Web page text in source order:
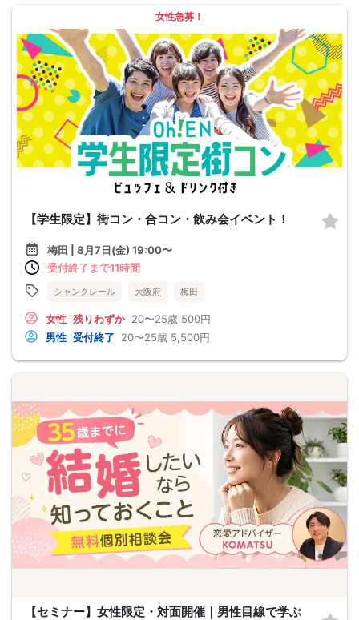
女性急募！
【学生限定】街コン・合コン・飲み会イベント！
梅田 | 8月7日(金) 19:00〜
受付終了まで11時間
シャンクレール 大阪府 梅田
女性 残りわずか 20〜25歳 500円
男性 受付終了 20〜25歳 5,500円
【セミナー】女性限定・対面開催｜男性目線で学ぶ